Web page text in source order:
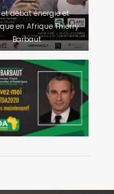
débat énergie et
en Afrique Thierry
Barbaut